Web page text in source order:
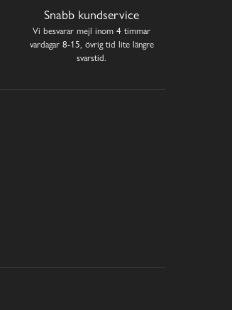
Snabb kundservice
Vi besvarar mejl inom 4 timmar
vardagar 8-15, övrig tid lite längre
svarstid.